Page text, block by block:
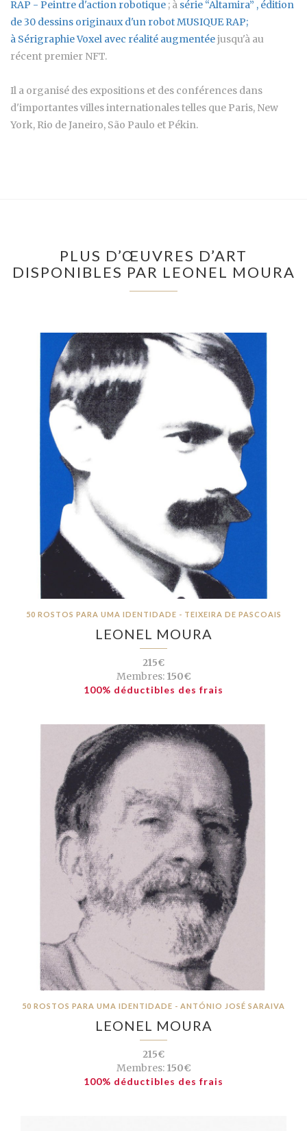
RAP - Peintre d'action robotique ; à série “Altamira” , édition
de 30 dessins originaux d'un robot MUSIQUE RAP;
à Sérigraphie Voxel avec réalité augmentéejusqu'à au
récent premier NFT.
Il a organisé des expositions et des conférences dans
d'importantes villes internationales telles que Paris, New
York, Rio de Janeiro, São Paulo et Pékin.
PLUS D’ŒUVRES D’ART
DISPONIBLES PAR LEONEL MOURA
50 ROSTOS PARA UMA IDENTIDADE - TEIXEIRA DE PASCOAIS
LEONEL MOURA
215€
Membres:150€
100% déductibles des frais
50 ROSTOS PARA UMA IDENTIDADE - ANTÓNIO JOSÉ SARAIVA
LEONEL MOURA
215€
Membres:150€
100% déductibles des frais